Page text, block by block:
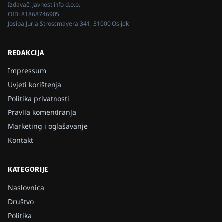
Izdavač: Javnost info d.o.o.
OIB:81868746905
Josipa Jurja Strossmayera 341, 31000 Osijek
REDAKCIJA
Impressum
Uvjeti korištenja
Politika privatnosti
Pravila komentiranja
Marketing i oglašavanje
Kontakt
KATEGORIJE
Naslovnica
Društvo
Politika